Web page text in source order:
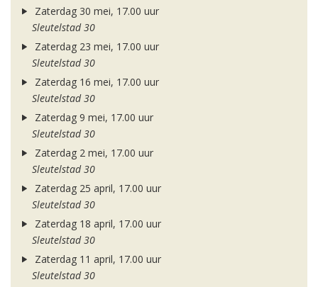
Zaterdag 30 mei, 17.00 uur
Sleutelstad 30
Zaterdag 23 mei, 17.00 uur
Sleutelstad 30
Zaterdag 16 mei, 17.00 uur
Sleutelstad 30
Zaterdag 9 mei, 17.00 uur
Sleutelstad 30
Zaterdag 2 mei, 17.00 uur
Sleutelstad 30
Zaterdag 25 april, 17.00 uur
Sleutelstad 30
Zaterdag 18 april, 17.00 uur
Sleutelstad 30
Zaterdag 11 april, 17.00 uur
Sleutelstad 30